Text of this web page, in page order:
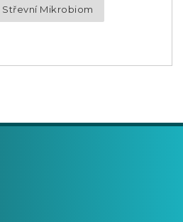
Střevní Mikrobiom